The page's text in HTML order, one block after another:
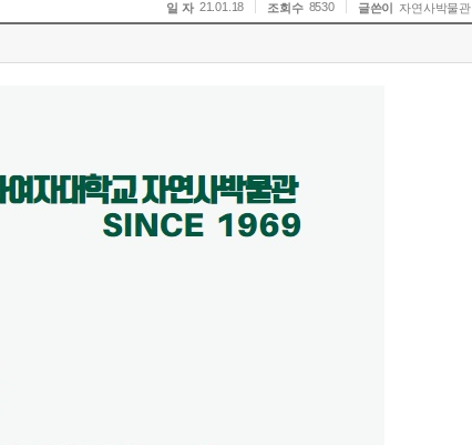
일 자 21.01.18 조회수 8530 글쓴이 자연사박물관